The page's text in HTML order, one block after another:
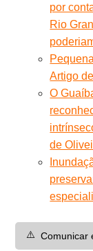
por
Rio
Artigo
O
de
⚠️ Comunicar